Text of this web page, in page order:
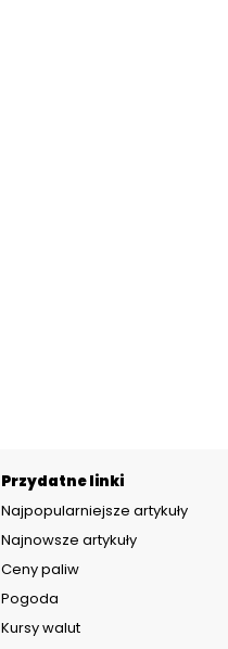
Przydatne linki
Najpopularniejsze artykuły
Najnowsze artykuły
Ceny paliw
Pogoda
Kursy walut